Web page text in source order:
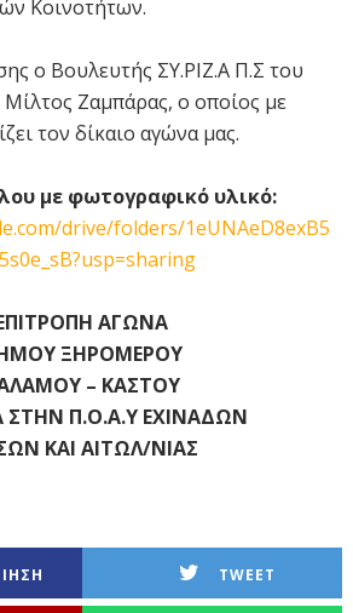
Κοινοτήτων.
ο Βουλευτής ΣΥ.ΡΙΖ.Α Π.Σ του
Ζαμπάρας, ο οποίος με
τον δίκαιο αγώνα μας.
με φωτογραφικό υλικό:
drive/folders/1eUNAeD8exB5
ΑΓΩΝΑ
ΞΗΡΟΜΕΡΟΥ
– ΚΑΣΤΟΥ
ΣΤΗΝ Π.Ο.Α.Υ ΕΧΙΝΑΔΩΝ
ΚΑΙ ΑΙΤΩΛ/ΝΙΑΣ
TWEET